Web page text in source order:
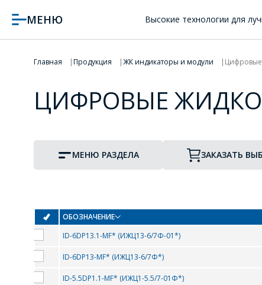
МЕНЮ Высокие технологии для
Главная Продукция ЖК индикаторы и модули Цифровые
ЦИФРОВЫЕ
МЕНЮ РАЗДЕЛА ЗАКАЗАТЬ
ОБОЗНАЧЕНИЕ
ID-6DP13.1-МF* (ИЖЦ13-6/7Ф-01*)
ID-6DP13-МF* (ИЖЦ13-6/7Ф*)
ID-5.5DP1.1-MF* (ИЖЦ1-5.5/7-01Ф*)